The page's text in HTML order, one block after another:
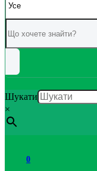
Шукати
×
0